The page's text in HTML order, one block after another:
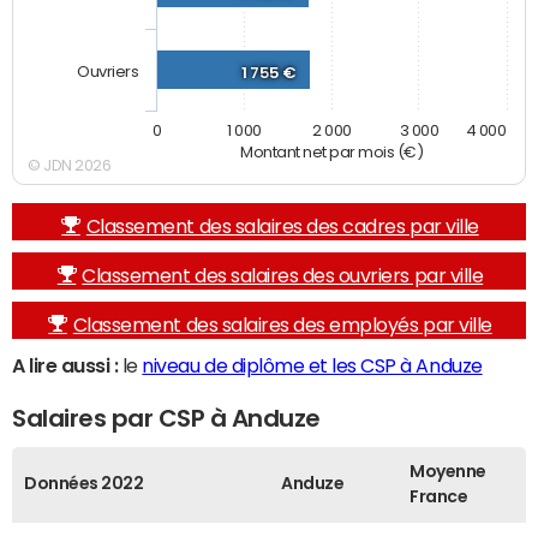
Montant net par mois (€)
1 755 €
Ouvriers
0 1 000 2 000 3 000 4 000
© JDN 2026
Classement des salaires des cadres par ville
Classement des salaires des ouvriers par ville
Classement des salaires des employés par ville
A lire aussi :le niveau de diplôme et les CSP à Anduze
Salaires par CSP à Anduze
Données 2022 Anduze
Moyenne
France